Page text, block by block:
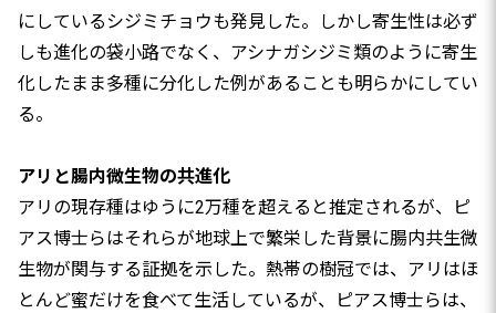
にしているシジミチョウも発見した。しかし寄生性は必ず
しも進化の袋小路でなく、アシナガシジミ類のように寄生
化したまま多種に分化した例があることも明らかにしてい
る。
アリと腸内微生物の共進化
アリの現存種はゆうに2万種を超えると推定されるが、ピ
アス博士らはそれらが地球上で繁栄した背景に腸内共生微
生物が関与する証拠を示した。熱帯の樹冠では、アリはほ
とんど蜜だけを食べて生活しているが、ピアス博士らは、